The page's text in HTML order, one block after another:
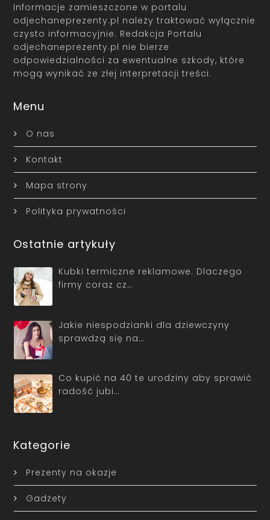
Informacje zamieszczone w portalu
odjechaneprezenty.pl należy traktować wyłącznie
czysto informacyjnie. Redakcja Portalu
odjechaneprezenty.pl nie bierze
odpowiedzialności za ewentualne szkody, które
mogą wynikać ze złej interpretacji treści.
Menu
O nas
Kontakt
Mapa strony
Polityka prywatności
Ostatnie artykuły
Kubki termiczne reklamowe. Dlaczego
firmy coraz cz…
Jakie niespodzianki dla dziewczyny
sprawdzą się na…
Co kupić na 40 te urodziny aby sprawić
radość jubi…
Kategorie
Prezenty na okazje
Gadżety